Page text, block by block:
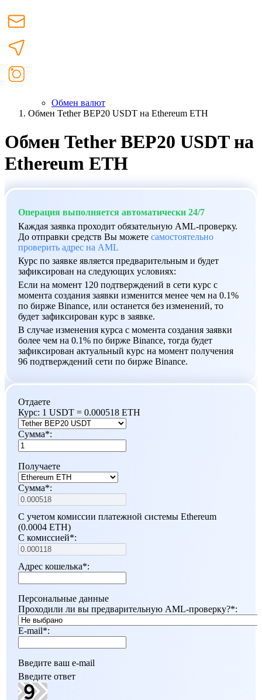
Обмен валют
Обмен Tether BEP20 USDT на Ethereum ETH
Обмен Tether BEP20 USDT на
Ethereum ETH
Операция выполняется автоматически 24/7
Каждая заявка проходит обязательную AML-проверку.
До отправки средств Вы можете самостоятельно
проверить адрес на AML
Курс по заявке является предварительным и будет
зафиксирован на следующих условиях:
Если на момент 120 подтверждений в сети курс с
момента создания заявки изменится менее чем на 0.1%
по бирже Binance, или останется без изменений, то
будет зафиксирован курс в заявке.
В случае изменения курса с момента создания заявки
более чем на 0.1% по бирже Binance, тогда будет
зафиксирован актуальный курс на момент получения
96 подтверждений сети по бирже Binance.
Отдаете
Курс: 1 USDT = 0.000518 ETH
Сумма*:
Получаете
Сумма*:
С учетом комиссии платежной системы Ethereum
(0.0004 ETH)
С комиссией*:
Адрес кошелька*:
Персональные данные
Проходили ли вы предварительную AML-проверку?*:
E-mail*:
Введите ваш e-mail
Введите ответ